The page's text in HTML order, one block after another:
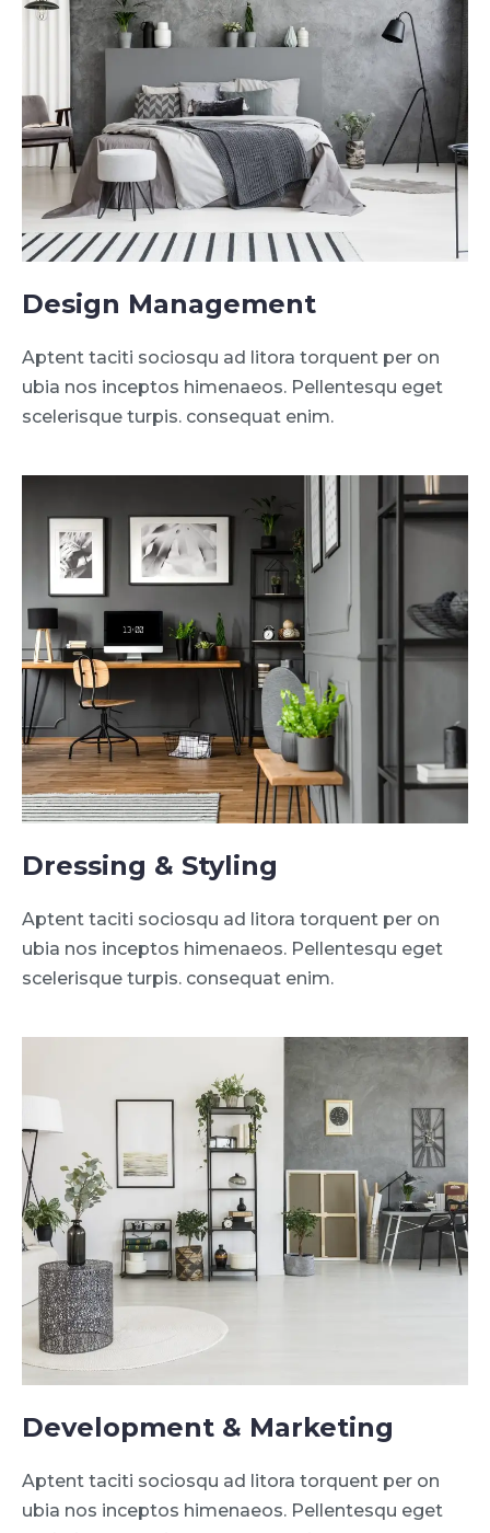
Design Management
Aptent taciti sociosqu ad litora torquent per on
ubia nos inceptos himenaeos. Pellentesqu eget
scelerisque turpis. consequat enim.
Dressing & Styling
Aptent taciti sociosqu ad litora torquent per on
ubia nos inceptos himenaeos. Pellentesqu eget
scelerisque turpis. consequat enim.
Development & Marketing
Aptent taciti sociosqu ad litora torquent per on
ubia nos inceptos himenaeos. Pellentesqu eget